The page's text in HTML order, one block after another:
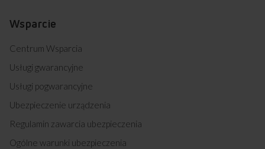
Wsparcie
Centrum Wsparcia
Usługi gwarancyjne
Usługi pogwarancyjne
Ubezpieczenie urządzenia
Regulamin zawarcia ubezpieczenia
Ogólne warunki ubezpieczenia